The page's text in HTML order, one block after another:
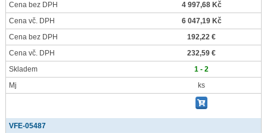
Cena bez DPH
4 997,68 Kč
Cena vč. DPH
6 047,19 Kč
Cena bez DPH
192,22 €
Cena vč. DPH
232,59 €
Skladem
1 - 2
Mj
ks
VFE-05487